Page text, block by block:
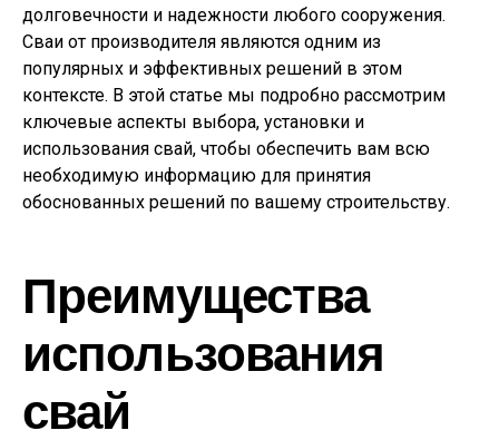
долговечности и надежности любого сооружения.
Сваи от производителя являются одним из
популярных и эффективных решений в этом
контексте. В этой статье мы подробно рассмотрим
ключевые аспекты выбора, установки и
использования свай, чтобы обеспечить вам всю
необходимую информацию для принятия
обоснованных решений по вашему строительству.
Преимущества
использования
свай